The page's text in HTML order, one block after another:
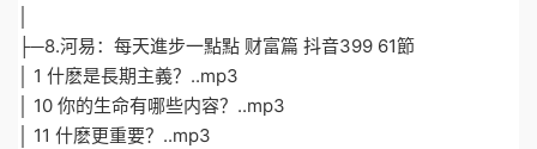
├─8.河易：每天進步一點點 财富篇 抖音399 61節
│ 1 什麽是長期主義？..mp3
│ 10 你的生命有哪些内容？..mp3
│ 11 什麽更重要？..mp3